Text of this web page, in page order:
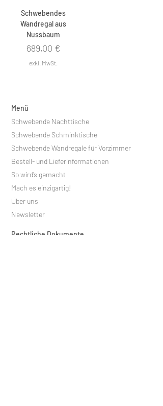
Schwebendes
Wandregal aus
Nussbaum
Preis
689,00 €
exkl. MwSt.
Menü
Schwebende Nachttische
Schwebende Schminktische
Schwebende Wandregale für Vorzimmer
Bestell- und Lieferinformationen
So wird’s gemacht
Mach es einzigartig!
Über uns
Newsletter
Rechtliche Dokumente